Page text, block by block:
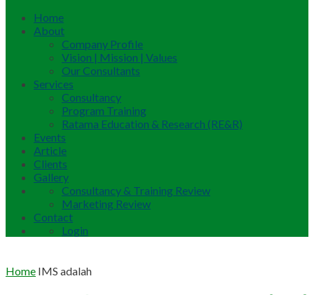
Home
About
Company Profile
Vision | Mission | Values
Our Consultants
Services
Consultancy
Program Training
Ratama Education & Research (RE&R)
Events
Article
Clients
Gallery
Consultancy & Training Review
Marketing Review
Contact
Login
Home IMS adalah